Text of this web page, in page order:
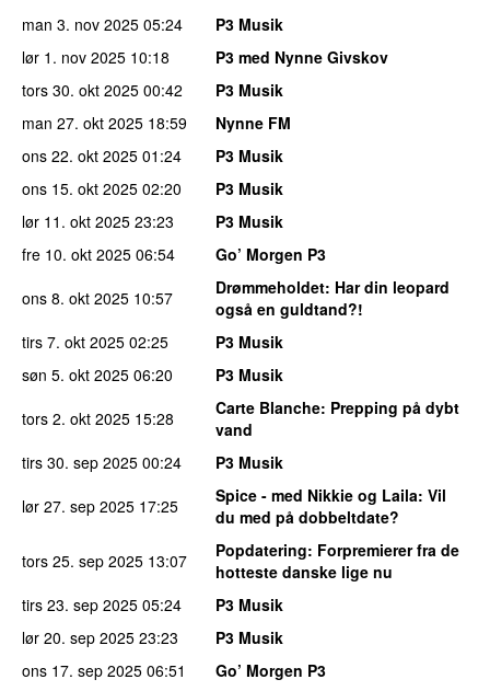
man 3. nov 2025 05:24
P3 Musik
lør 1. nov 2025 10:18
P3 med Nynne Givskov
tors 30. okt 2025 00:42
P3 Musik
man 27. okt 2025 18:59
Nynne FM
ons 22. okt 2025 01:24
P3 Musik
ons 15. okt 2025 02:20
P3 Musik
lør 11. okt 2025 23:23
P3 Musik
fre 10. okt 2025 06:54
Go’ Morgen P3
ons 8. okt 2025 10:57 Drømmeholdet: Har din leopard
også en guldtand?!
tirs 7. okt 2025 02:25
P3 Musik
søn 5. okt 2025 06:20
P3 Musik
tors 2. okt 2025 15:28 Carte Blanche: Prepping på dybt
vand
tirs 30. sep 2025 00:24
P3 Musik
lør 27. sep 2025 17:25 Spice - med Nikkie og Laila: Vil
du med på dobbeltdate?
tors 25. sep 2025 13:07 Popdatering: Forpremierer fra de
hotteste danske lige nu
tirs 23. sep 2025 05:24
P3 Musik
lør 20. sep 2025 23:23
P3 Musik
ons 17. sep 2025 06:51
Go’ Morgen P3